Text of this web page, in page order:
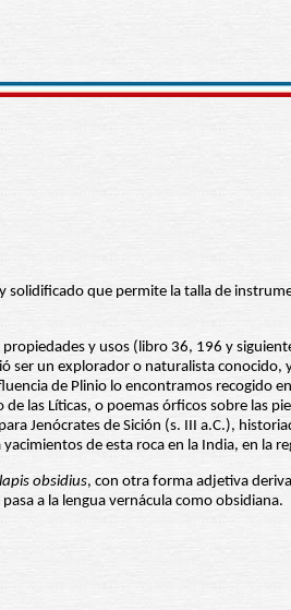
que permite la talla de
y usos (libro 36, 196 y
ser un explorador o naturalista conocido,
de Plinio lo encontramos recogido
las Líticas, o poemas órficos sobre las
Jenócrates de Sición (s. III a.C.),
de esta roca en la India, en la
lapis obsidius, con otra forma adjetiva
a la lengua vernácula como obsidiana.